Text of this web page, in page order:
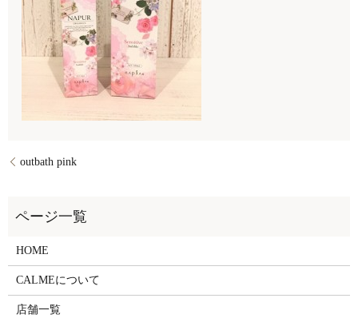
outbath pink
HOME
CALMEについて
店舗一覧